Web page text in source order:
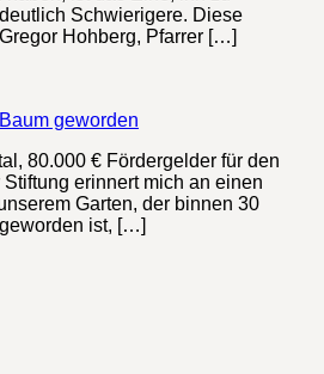
Schwierigere. Diese
Hohberg, Pfarrer […]
geworden
80.000 € Fördergelder für den
erinnert mich an einen
Garten, der binnen 30
ist, […]